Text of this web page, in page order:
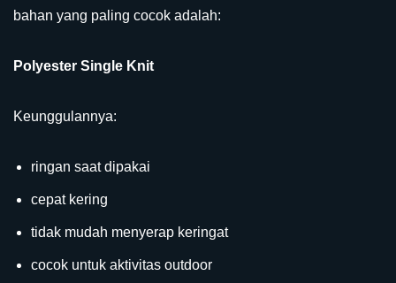
bahan yang paling cocok adalah:
Polyester Single Knit
Keunggulannya:
ringan saat dipakai
cepat kering
tidak mudah menyerap keringat
cocok untuk aktivitas outdoor